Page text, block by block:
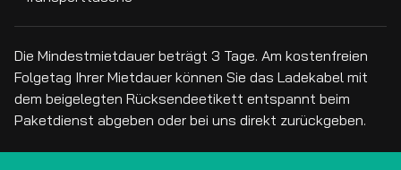
Die Mindestmietdauer beträgt 3 Tage. Am kostenfreien
Folgetag Ihrer Mietdauer können Sie das Ladekabel mit
dem beigelegten Rücksendeetikett entspannt beim
Paketdienst abgeben oder bei uns direkt zurückgeben.